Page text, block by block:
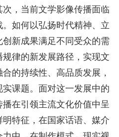
，当前文学影像传播面临
如何以弘扬时代精神、立
新成果满足不同受众的需
律的新发展路径，实现文
的持续性、高品质发展，
课题。面对这一发展中的
在引领主流文化价值中呈
特征，在国家话语、媒介